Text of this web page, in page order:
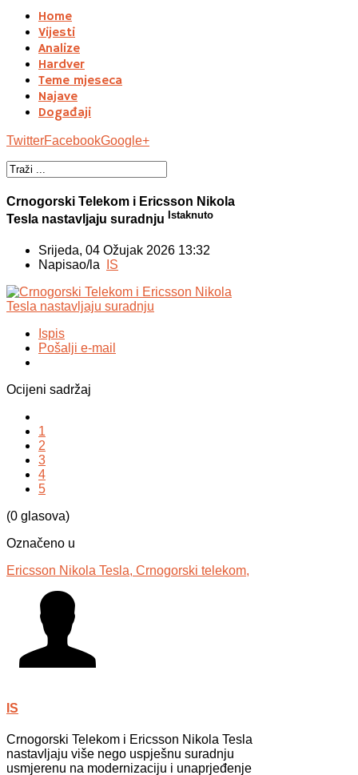
Home
Vijesti
Analize
Hardver
Teme mjeseca
Najave
Događaji
TwitterFacebookGoogle+
Crnogorski Telekom i Ericsson Nikola
Tesla nastavljaju suradnju Istaknuto
Srijeda, 04 Ožujak 2026 13:32
Napisao/la
IS
Ispis
Pošalji e-mail
Ocijeni sadržaj
1
2
3
4
5
(0 glasova)
Označeno u
Ericsson Nikola Tesla, Crnogorski telekom,
IS
Crnogorski Telekom i Ericsson Nikola Tesla
nastavljaju više nego uspješnu suradnju
usmjerenu na modernizaciju i unaprjeđenje